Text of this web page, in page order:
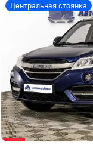
Центральная стоянка